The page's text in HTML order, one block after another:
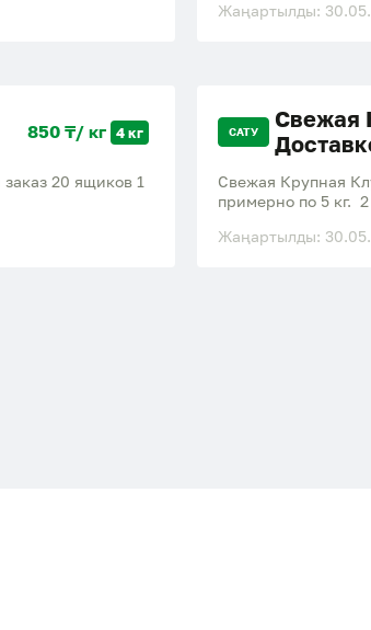
этапах. Сорт
Жаңартылды:
850 ₸/ кг 4 кг
20 ящиков 1
САТУ
Свежая
Свежая Крупная
примерно по 5 кг.
Жаңартылды: